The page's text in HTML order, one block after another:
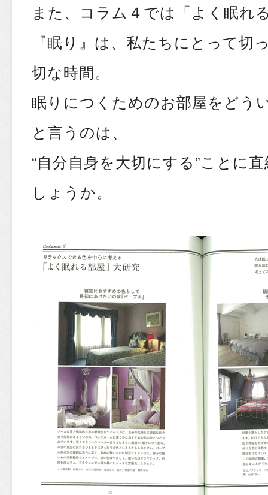
また、コラム４では「よく眠れ
『眠り』は、私たちにとって切
切な時間。
眠りにつくためのお部屋をどう
と言うのは、
“自分自身を大切にする”ことに
しょうか。